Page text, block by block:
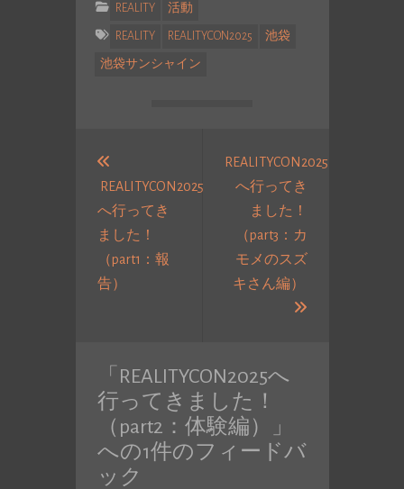
REALITY 活動
REALITY REALITYCON2025 池袋
池袋サンシャイン
REALITYCON2025
へ行ってき
ました！
（part1：報
告）
稿:
REALITYCON2025
へ行ってき
ました！
（part3：カ
モメのスズ
キさん編）
次
「 REALITYCON2025へ
行ってきました！
（part2：体験編）
」
への1件のフィードバ
ック